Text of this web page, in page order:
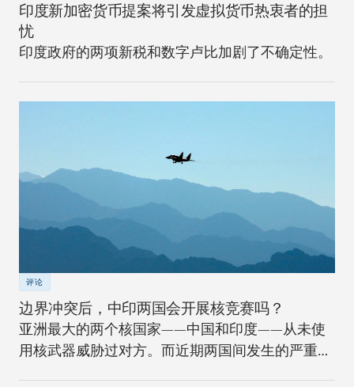
印度新加密货币提案将引发虚拟货币热衷者的担
忧
印度政府的两项新税和数字卢比加剧了不确定性。
评论
边界冲突后，中印两国会开展核竞赛吗？
亚洲最大的两个核国家——中国和印度——从未使
用核武器威胁过对方。而近期两国间发生的严重边